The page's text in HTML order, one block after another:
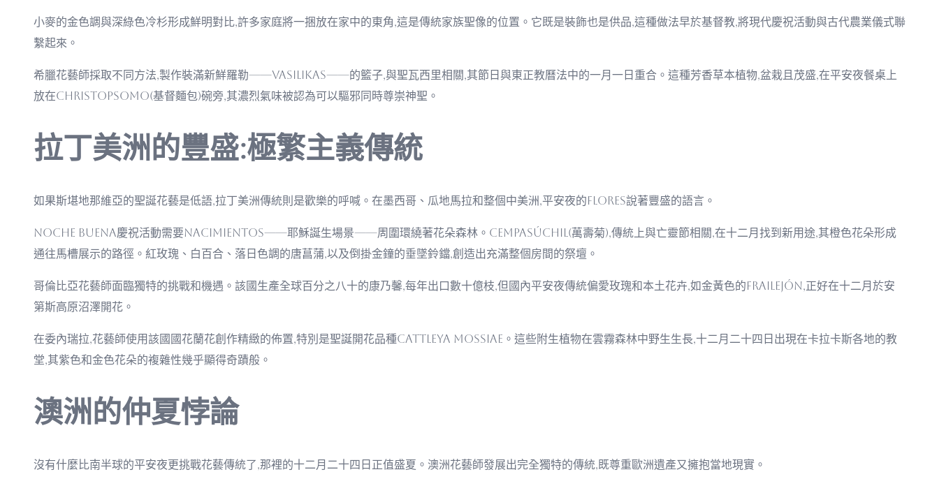
小麥的金色調與深綠色冷杉形成鮮明對比,許多家庭將一捆放在家中的東角,這是傳統家族聖像的位置。它既是裝飾也是供品,這種做法早於基督教,將現代慶祝活動與古代農業儀式聯
繫起來。
希臘花藝師採取不同方法,製作裝滿新鮮羅勒——vasilikas——的籃子,與聖瓦西里相關,其節日與東正教曆法中的一月一日重合。這種芳香草本植物,盆栽且茂盛,在平安夜餐桌上
放在Christopsomo(基督麵包)碗旁,其濃烈氣味被認為可以驅邪同時尊崇神聖。
拉丁美洲的豐盛:極繁主義傳統
如果斯堪地那維亞的聖誕花藝是低語,拉丁美洲傳統則是歡樂的呼喊。在墨西哥、瓜地馬拉和整個中美洲,平安夜的flores說著豐盛的語言。
Noche Buena慶祝活動需要nacimientos——耶穌誕生場景——周圍環繞著花朵森林。Cempasúchil(萬壽菊),傳統上與亡靈節相關,在十二月找到新用途,其橙色花朵形成
通往馬槽展示的路徑。紅玫瑰、白百合、落日色調的唐菖蒲,以及倒掛金鐘的垂墜鈴鐺,創造出充滿整個房間的祭壇。
哥倫比亞花藝師面臨獨特的挑戰和機遇。該國生產全球百分之八十的康乃馨,每年出口數十億枝,但國內平安夜傳統偏愛玫瑰和本土花卉,如金黃色的frailejón,正好在十二月於安
第斯高原沼澤開花。
在委內瑞拉,花藝師使用該國國花蘭花創作精緻的佈置,特別是聖誕開花品種Cattleya mossiae。這些附生植物在雲霧森林中野生生長,十二月二十四日出現在卡拉卡斯各地的教
堂,其紫色和金色花朵的複雜性幾乎顯得奇蹟般。
澳洲的仲夏悖論
沒有什麼比南半球的平安夜更挑戰花藝傳統了,那裡的十二月二十四日正值盛夏。澳洲花藝師發展出完全獨特的傳統,既尊重歐洲遺產又擁抱當地現實。